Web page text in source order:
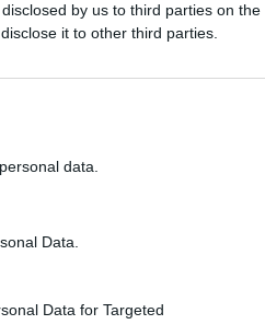
by us to third parties on the
it to other third parties.
data.
Data.
Data for Targeted
ex Arsenal ha dimostrato